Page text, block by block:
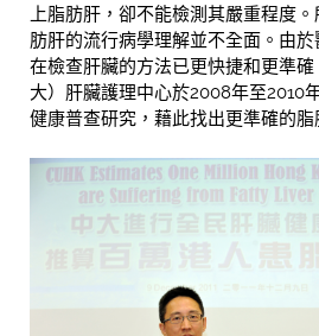
上脂肪肝，卻不能檢測其嚴重程度
肪肝的流行病學理解並不全面。由
在檢查肝臟的方法已更快捷和更準
大）肝臟護理中心於2008年至2010
健康普查研究，藉此找出更準確的脂